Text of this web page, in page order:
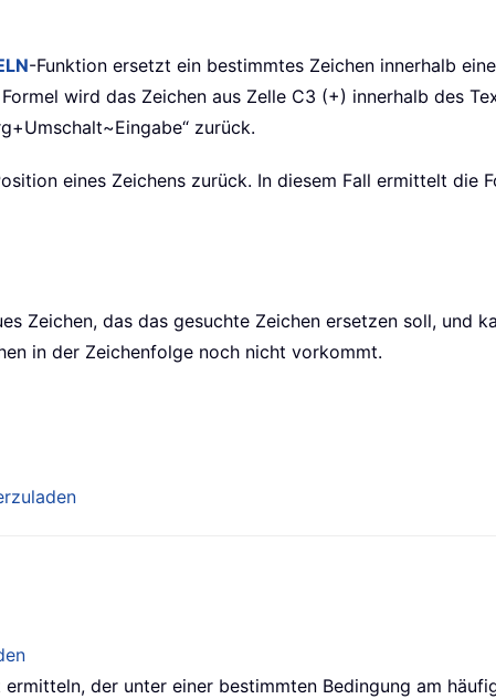
-Funktion ersetzt ein bestimmtes Zeichen innerhalb
wird das Zeichen aus Zelle C3 (+) innerhalb des
zurück.
eines Zeichens zurück. In diesem Fall ermittelt die
Zeichen, das das gesuchte Zeichen ersetzen soll, und
in der Zeichenfolge noch nicht vorkommt.
der unter einer bestimmten Bedingung am